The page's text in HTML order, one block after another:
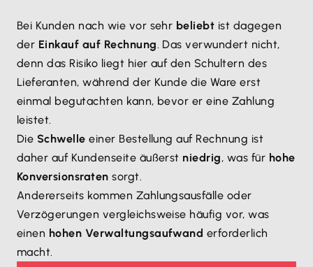
Bei Kunden nach wie vor sehr beliebt ist dagegen
der Einkauf auf Rechnung. Das verwundert nicht,
denn das Risiko liegt hier auf den Schultern des
Lieferanten, während der Kunde die Ware erst
einmal begutachten kann, bevor er eine Zahlung
leistet.
Die Schwelle einer Bestellung auf Rechnung ist
daher auf Kundenseite äußerst niedrig, was für hohe
Konversionsraten sorgt.
Andererseits kommen Zahlungsausfälle oder
Verzögerungen vergleichsweise häufig vor, was
einen hohen Verwaltungsaufwand erforderlich
macht.